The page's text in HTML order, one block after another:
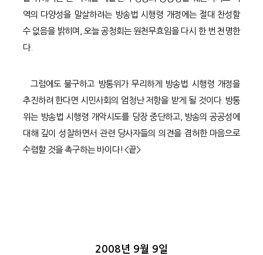
역의 다양성을 말살하려는 방송법 시행령 개정에는 절대 찬성할
수 없음을 밝히며, 오늘 공청회는 원천무효임을 다시 한 번 천명한
다.
그럼에도 불구하고 방통위가 무리하게 방송법 시행령 개정을
추진하려 한다면 시민사회의 엄청난 저항을 받게 될 것이다. 방통
위는 방송법 시행령 개악시도를 당장 중단하고, 방송의 공공성에
대해 깊이 성찰하면서 관련 당사자들의 의견을 겸허한 마음으로
수렴할 것을 촉구하는 바이다! <끝>
2008년 9월 9일